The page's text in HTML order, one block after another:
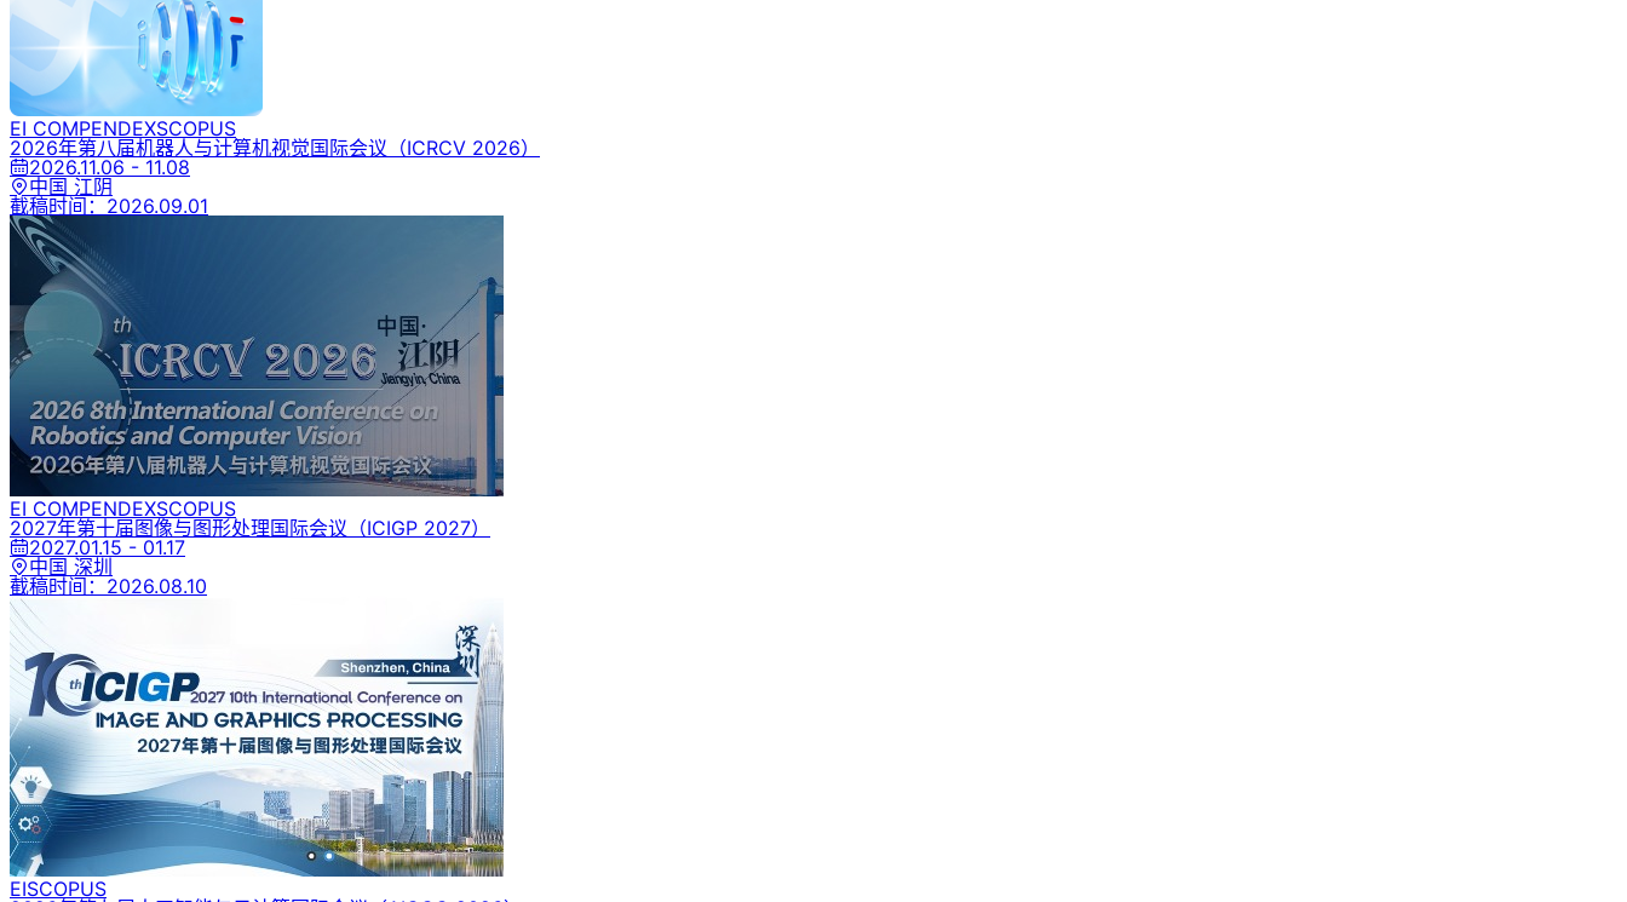
EI COMPENDEXSCOPUS
2026年第八届机器人与计算机视觉国际会议 （ICRCV 2026）
2026.11.06 - 11.08
中国 江阴
截稿时间： 2026.09.01
EI COMPENDEXSCOPUS
2027年第十届图像与图形处理国际会议 （ICIGP 2027）
2027.01.15 - 01.17
中国 深圳
截稿时间： 2026.08.10
EISCOPUS